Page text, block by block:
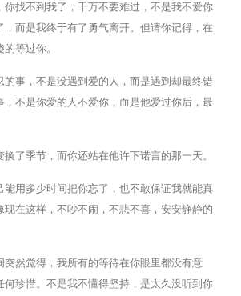
你找不到我了，千万不要难过，不是我不爱你
，而是我终于有了勇气离开。但请你记得，在
等过你。
的事，不是没遇到爱的人，而是遇到却最终错
，不是你爱的人不爱你，而是他爱过你后，最
换了季节，而你还站在他许下诺言的那一天。
能用多少时间把你忘了，也不敢保证我就能真
现在这样，不吵不闹，不悲不喜，安安静静的
突然觉得，我所有的等待在你眼里都没有意
何珍惜。不是我不懂得坚持，是太久没听到你